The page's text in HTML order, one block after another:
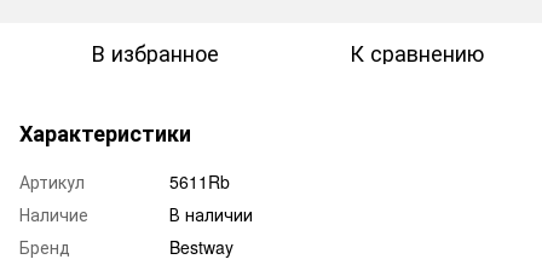
В избранное К сравнению
Характеристики
Артикул
5611Rb
Наличие
В наличии
Бренд
Bestway